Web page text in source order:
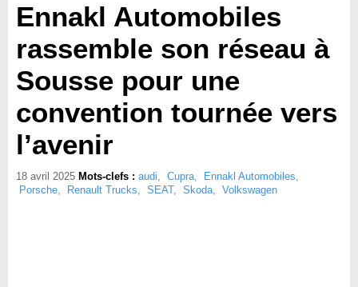
Ennakl Automobiles
rassemble son réseau à
Sousse pour une
convention tournée vers
l’avenir
18 avril 2025 Mots-clefs : audi, Cupra, Ennakl Automobiles,
Porsche, Renault Trucks, SEAT, Skoda, Volkswagen